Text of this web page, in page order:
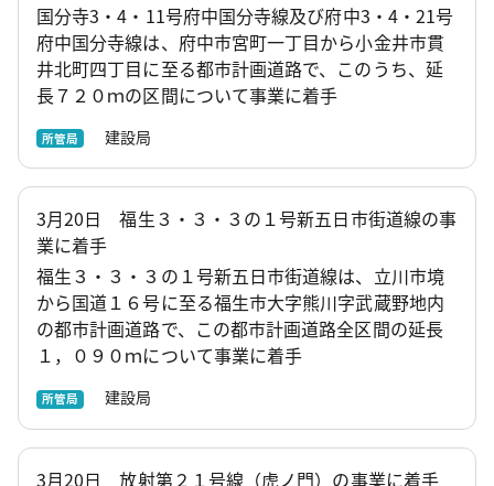
国分寺3・4・11号府中国分寺線及び府中3・4・21号
府中国分寺線は、府中市宮町一丁目から小金井市貫
井北町四丁目に至る都市計画道路で、このうち、延
長７２０ｍの区間について事業に着手
所管局 建設局
3月20日 福生３・３・３の１号新五日市街道線の事
業に着手
福生３・３・３の１号新五日市街道線は、立川市境
から国道１６号に至る福生市大字熊川字武蔵野地内
の都市計画道路で、この都市計画道路全区間の延長
１，０９０ｍについて事業に着手
所管局 建設局
3月20日 放射第２１号線（虎ノ門）の事業に着手